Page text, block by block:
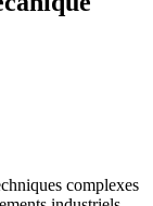
complexes